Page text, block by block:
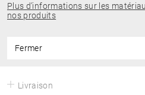
Plus d’informations sur les
nos produits
Fermer
Livraison